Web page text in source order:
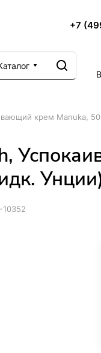
+7
крем Manuka,
10352